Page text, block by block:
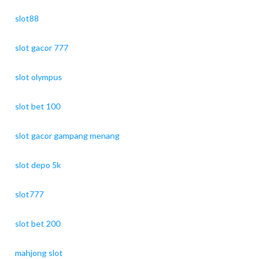
slot88
slot gacor 777
slot olympus
slot bet 100
slot gacor gampang menang
slot depo 5k
slot777
slot bet 200
mahjong slot